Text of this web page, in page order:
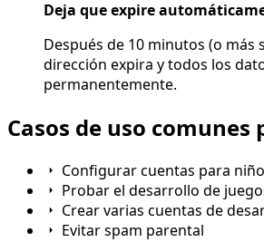
Deja que expire
Después de 10 minutos (o más
dirección expira y todos los
permanentemente.
Casos de uso comunes
Configurar cuentas para
Probar el desarrollo de
Crear varias cuentas de
Evitar spam parental